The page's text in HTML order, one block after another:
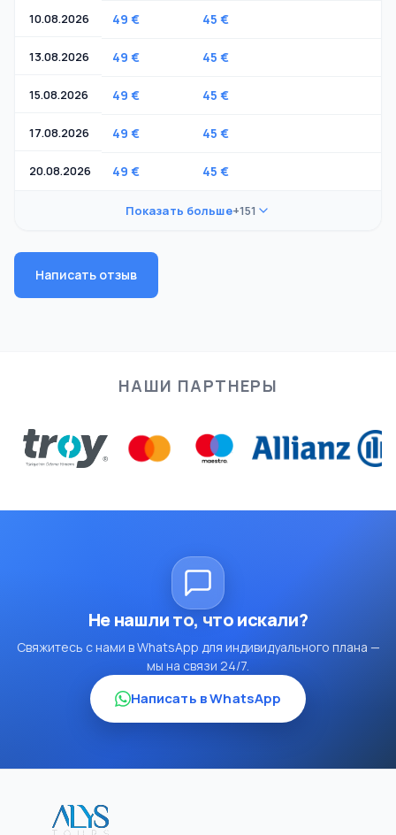
10.08.2026 49 € 45 €
13.08.2026 49 € 45 €
15.08.2026 49 € 45 €
17.08.2026 49 € 45 €
20.08.2026 49 € 45 €
Показать больше+151
Написать отзыв
НАШИ ПАРТНЕРЫ
Не нашли то, что искали?
Свяжитесь с нами в WhatsApp для индивидуального плана —
мы на связи 24/7.
Написать в WhatsApp